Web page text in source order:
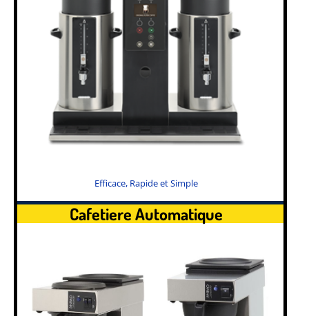
Efficace, Rapide et Simple
Cafetiere Automatique